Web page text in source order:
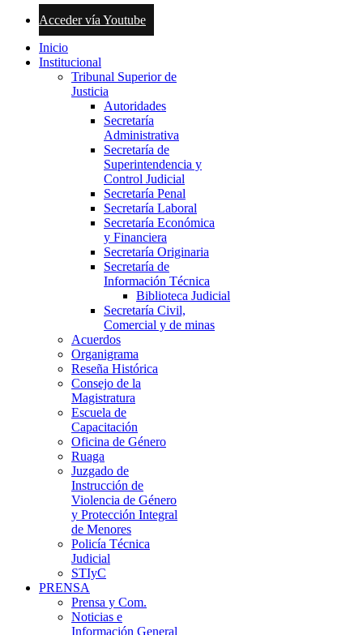
Acceder vía Youtube
Inicio
Institucional
Tribunal Superior de
Justicia
Autoridades
Secretaría
Administrativa
Secretaría de
Superintendencia y
Control Judicial
Secretaría Penal
Secretaría Laboral
Secretaría Económica
y Financiera
Secretaría Originaria
Secretaría de
Información Técnica
Biblioteca Judicial
Secretaría Civil,
Comercial y de minas
Acuerdos
Organigrama
Reseña Histórica
Consejo de la
Magistratura
Escuela de
Capacitación
Oficina de Género
Ruaga
Juzgado de
Instrucción de
Violencia de Género
y Protección Integral
de Menores
Policía Técnica
Judicial
STIyC
PRENSA
Prensa y Com.
Noticias e
Información General